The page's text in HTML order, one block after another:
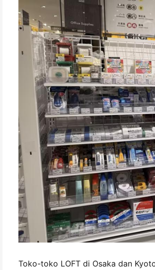
Toko-toko LOFT di Osaka dan